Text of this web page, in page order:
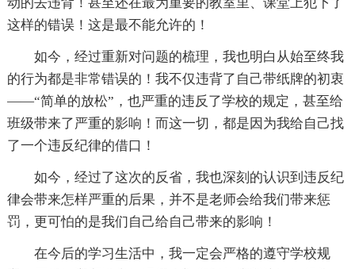
动的去违背！甚至还在最为重要的教室里、课堂上犯下了
这样的错误！这是最不能允许的！
如今，经过重新对问题的梳理，我也明白从始至终我
的行为都是非常错误的！我不仅违背了自己带纸牌的初衷
——“简单的放松”，也严重的违反了学校的规定，甚至给
班级带来了严重的影响！而这一切，都是因为我给自己找
了一个违反纪律的借口！
如今，经过了这次的反省，我也深刻的认识到违反纪
律会带来怎样严重的后果，并不是老师会给我们带来惩
罚，更可怕的是我们自己给自己带来的影响！
在今后的学习生活中，我一定会严格的遵守学校规